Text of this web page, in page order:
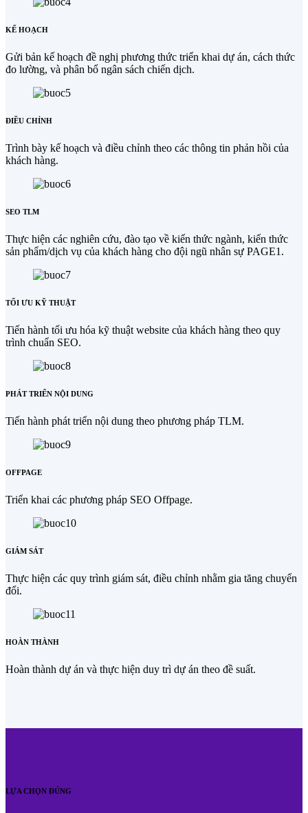
KẾ HOẠCH
Gửi bản kế hoạch đề nghị phương thức triển khai dự án, cách thức
đo lường, và phân bổ ngân sách chiến dịch.
ĐIỀU CHỈNH
Trình bày kế hoạch và điều chỉnh theo các thông tin phản hồi của
khách hàng.
SEO TLM
Thực hiện các nghiên cứu, đào tạo về kiến thức ngành, kiến thức
sản phẩm/dịch vụ của khách hàng cho đội ngũ nhân sự PAGE1.
TỐI ƯU KỸ THUẬT
Tiến hành tối ưu hóa kỹ thuật website của khách hàng theo quy
trình chuẩn SEO.
PHÁT TRIỂN NỘI DUNG
Tiến hành phát triển nội dung theo phương pháp TLM.
OFFPAGE
Triển khai các phương pháp SEO Offpage.
GIÁM SÁT
Thực hiện các quy trình giám sát, điều chỉnh nhằm gia tăng chuyển
đổi.
HOÀN THÀNH
Hoàn thành dự án và thực hiện duy trì dự án theo đề suất.
LỰA CHỌN ĐÚNG